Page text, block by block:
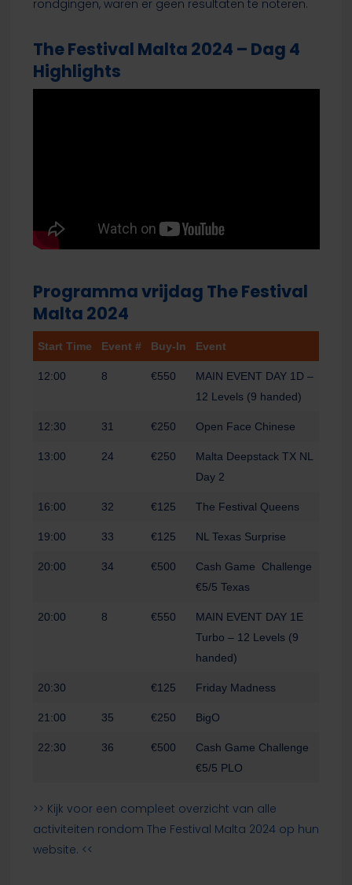
rondgingen, waren er geen resultaten te noteren.
The Festival Malta 2024 – Dag 4
Highlights
Programma vrijdag The Festival
Malta 2024
Start Time Event # Buy-In Event
12:00 8 €550
MAIN EVENT DAY 1D –
12 Levels (9 handed)
12:30 31 €250 Open Face Chinese
13:00 24 €250
Malta Deepstack TX NL
Day 2
16:00 32 €125 The Festival Queens
19:00 33 €125 NL Texas Surprise
20:00 34 €500
Cash Game Challenge
€5/5 Texas
20:00 8 €550
MAIN EVENT DAY 1E
Turbo – 12 Levels (9
handed)
20:30 €125 Friday Madness
21:00 35 €250 BigO
22:30 36 €500
Cash Game Challenge
€5/5 PLO
>> Kijk voor een compleet overzicht van alle
activiteiten rondom The Festival Malta 2024 op hun
website. <<